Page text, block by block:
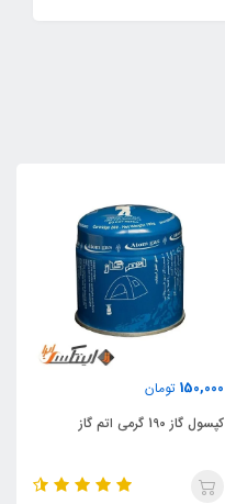
150,000 تومان
کپسول گاز 190 گرمی اتم گاز